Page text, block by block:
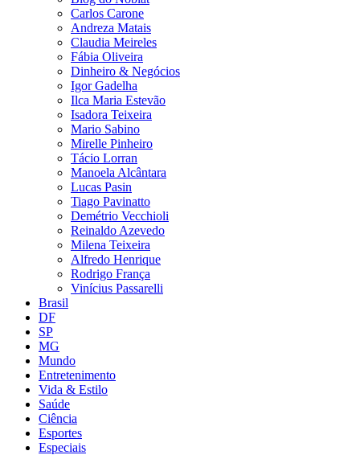
Carlos Carone
Andreza Matais
Claudia Meireles
Fábia Oliveira
Dinheiro & Negócios
Igor Gadelha
Ilca Maria Estevão
Isadora Teixeira
Mario Sabino
Mirelle Pinheiro
Tácio Lorran
Manoela Alcântara
Lucas Pasin
Tiago Pavinatto
Demétrio Vecchioli
Reinaldo Azevedo
Milena Teixeira
Alfredo Henrique
Rodrigo França
Vinícius Passarelli
Brasil
DF
SP
MG
Mundo
Entretenimento
Vida & Estilo
Saúde
Ciência
Esportes
Especiais